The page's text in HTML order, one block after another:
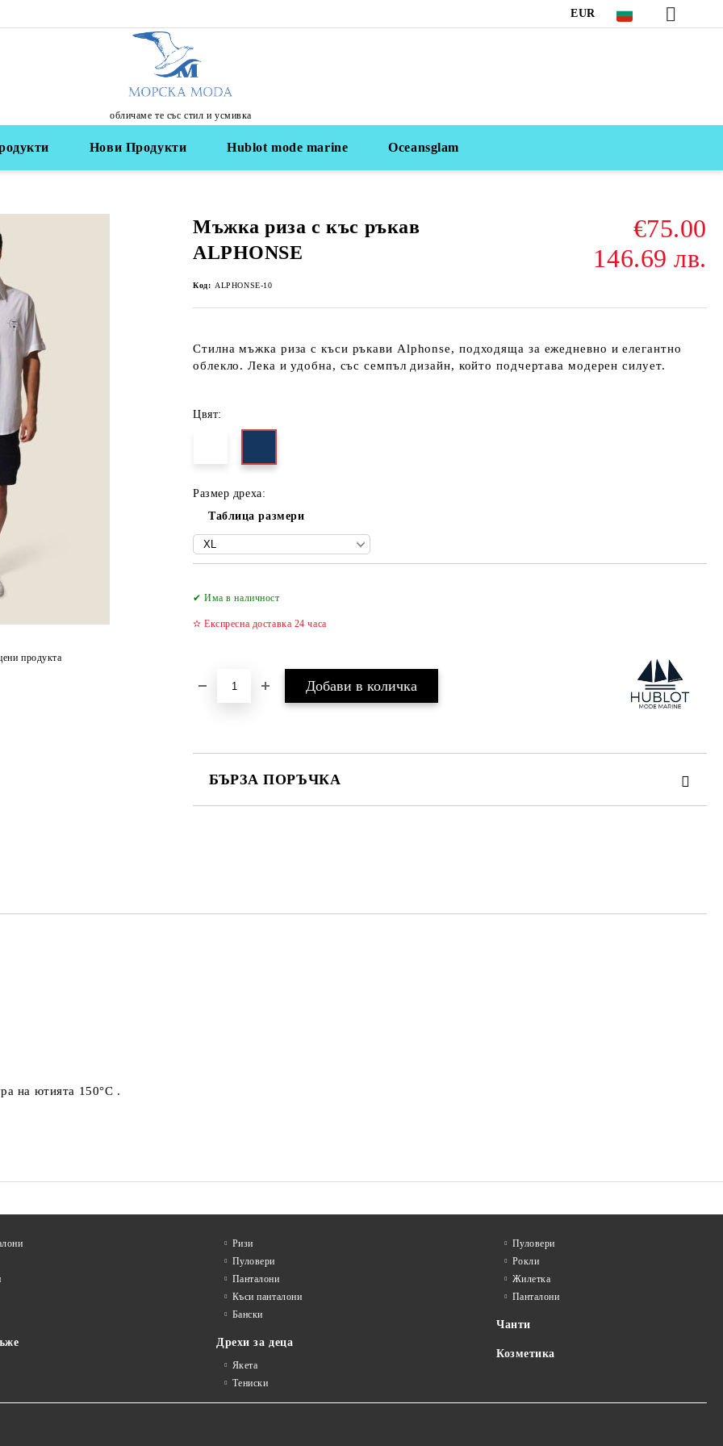
EUR
обличаме те със стил и усмивка
Нови Продукти Hublot mode marine Oceansglam
Мъжка риза с къс ръкав
ALPHONSE
€75.00
146.69 лв.
Код: ALPHONSE-10
Стилнамъжка риза с къси ръкави Alphonse, подходяща за ежедневно и елегантно
облекло. Лека и удобна, със семпъл дизайн, който подчертава модерен силует.
Цвят:
Размер дреха:
Таблица размери
✔ Има в наличност
✫ Експресна доставка 24 часа
БЪРЗА ПОРЪЧКА
продукта
на ютията 150°C .
Ризи
Пуловери
Панталони
Къси панталони
Бански
Дрехи за деца
Якета
Тениски
Пуловери
Рокли
Жилетка
Панталони
Чанти
Козметика